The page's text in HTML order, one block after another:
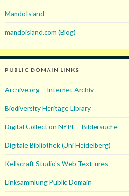
MandoIsland
mandoisland.com (Blog)
PUBLIC DOMAIN LINKS
Archive.org – Internet Archiv
Biodiversity Heritage Library
Digital Collection NYPL – Bildersuche
Digitale Bibliothek (Uni Heidelberg)
Kellscraft Studio's Web Text-ures
Linksammlung Public Domain